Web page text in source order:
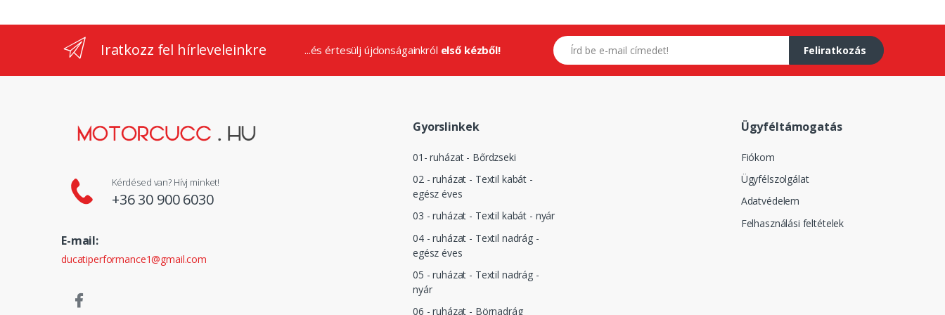
Iratkozz fel hírleveleinkre ...és értesülj újdonságainkról első kézből!
E-mail címed
Feliratkozás
Kérdésed van? Hívj minket!
+36 30 900 6030
E-mail:
ducatiperformance1@gmail.com
Gyorslinkek
01- ruházat - Bőrdzseki
02 - ruházat - Textil kabát -
egész éves
03 - ruházat - Textil kabát - nyár
04 - ruházat - Textil nadrág -
egész éves
05 - ruházat - Textil nadrág -
nyár
06 - ruházat - Börnadrág
Ügyféltámogatás
Fiókom
Ügyfélszolgálat
Adatvédelem
Felhasználási feltételek